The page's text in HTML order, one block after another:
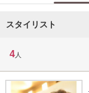
スタイリスト
4 人